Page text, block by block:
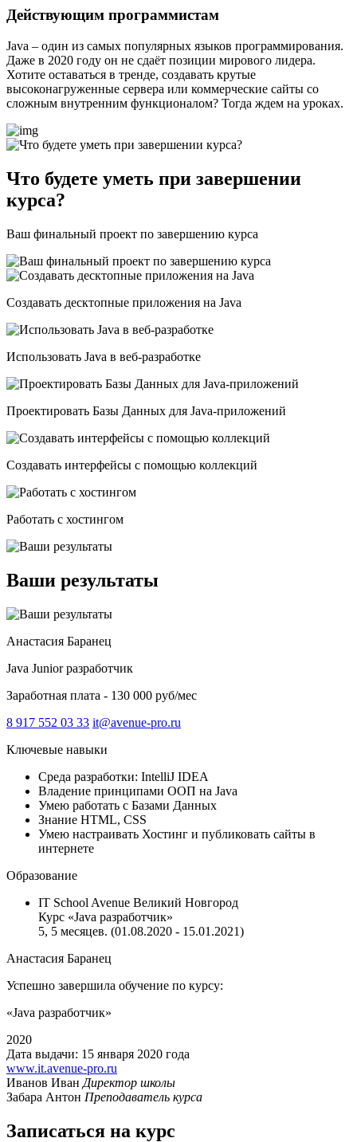
Действующим программистам
Java – один из самых популярных языков программирования.
Даже в 2020 году он не сдаёт позиции мирового лидера.
Хотите оставаться в тренде, создавать крутые
высоконагруженные сервера или коммерческие сайты со
сложным внутренним функционалом? Тогда ждем на уроках.
Что будете уметь при завершении
курса?
Ваш финальный проект по завершению курса
Создавать десктопные приложения на Java
Использовать Java в веб-разработке
Проектировать Базы Данных для Java-приложений
Создавать интерфейсы с помощью коллекций
Работать с хостингом
Ваши результаты
Анастасия Баранец
Java Junior разработчик
Заработная плата - 130 000 руб/мес
8 917 552 03 33 it@avenue-pro.ru
Ключевые навыки
Среда разработки: IntelliJ IDEA
Владение принципами ООП на Java
Умею работать с Базами Данных
Знание HTML, CSS
Умею настраивать Хостинг и публиковать сайты в
интернете
Образование
IT School Avenue Великий Новгород
Курс «Java разработчик»‎
5, 5 месяцев. (01.08.2020 - 15.01.2021)
Анастасия Баранец
Успешно завершила обучение по курсу:
«Java разработчик»‎
2020
Дата выдачи: 15 января 2020 года
www.it.avenue-pro.ru
Иванов Иван Директор школы
Забара Антон Преподаватель курса
Записаться на курс